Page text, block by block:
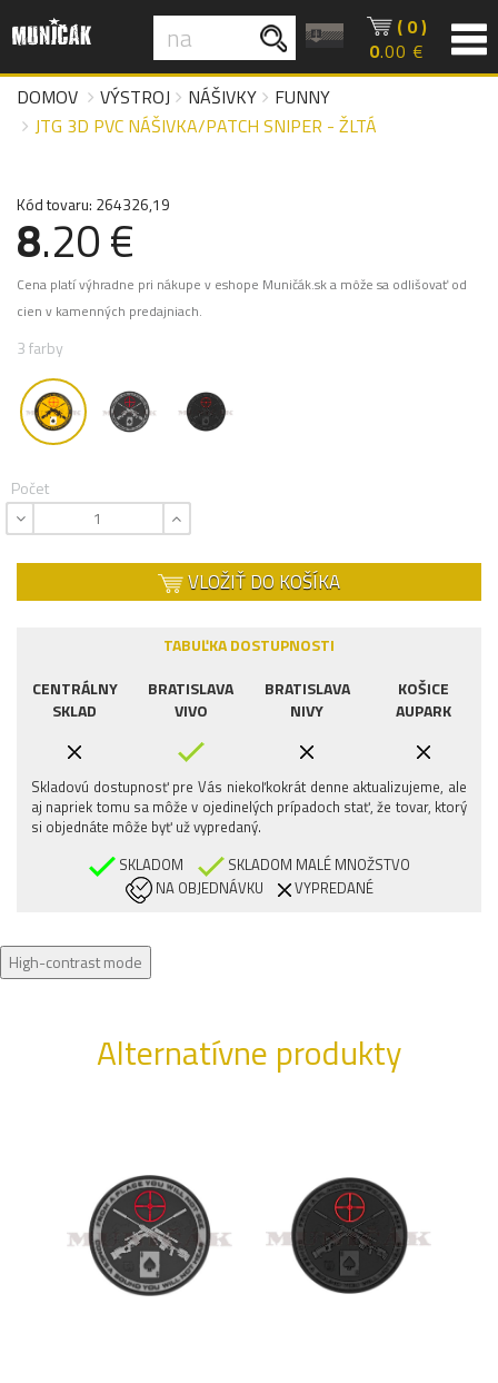
( 0 )
0.00 €
DOMOV
VÝSTROJ NÁŠIVKY
FUNNY
JTG 3D PVC NÁŠIVKA/PATCH SNIPER - ŽLTÁ
Kód tovaru: 264326,19
8.20 €
Cena platí výhradne pri nákupe v eshope Muničák.sk a môže sa odlišovať od
cien v kamenných predajniach.
3 farby
Počet
VLOŽIŤ DO KOŠÍKA
TABUĽKA DOSTUPNOSTI
CENTRÁLNY
SKLAD
BRATISLAVA
VIVO
BRATISLAVA
NIVY
KOŠICE
AUPARK
Skladovú dostupnosť pre Vás niekoľkokrát denne aktualizujeme, ale
aj napriek tomu sa môže v ojedinelých prípadoch stať, že tovar, ktorý
si objednáte môže byť už vypredaný.
SKLADOM
SKLADOM MALÉ MNOŽSTVO
NA OBJEDNÁVKU
VYPREDANÉ
High-contrast mode
Alternatívne produkty